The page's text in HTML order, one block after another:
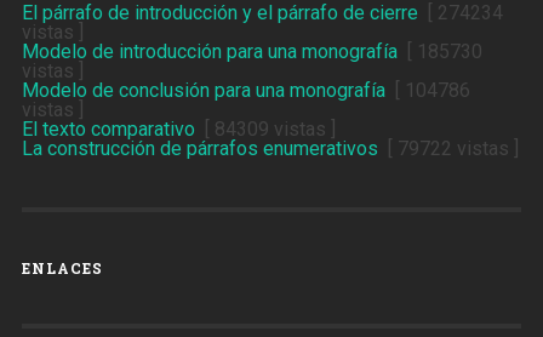
El párrafo de introducción y el párrafo de cierre [ 274234
vistas ]
Modelo de introducción para una monografía[ 185730
vistas ]
Modelo de conclusión para una monografía[ 104786
vistas ]
El texto comparativo [ 84309 vistas ]
La construcción de párrafos enumerativos [ 79722 vistas ]
ENLACES